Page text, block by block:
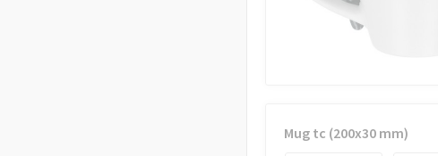
Mug tc (200x30 mm)